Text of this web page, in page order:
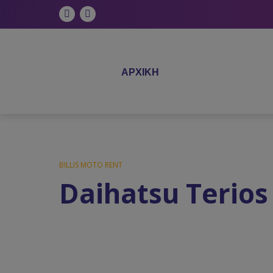
FacebookInstagram
ΑΡΧΙΚΗ
BILLIS MOTO RENT
Daihatsu Terios